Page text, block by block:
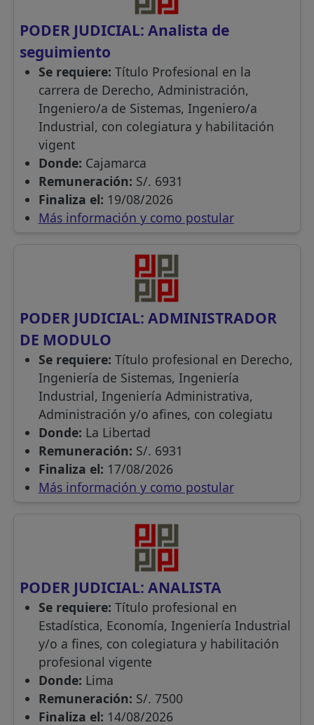
PODER JUDICIAL: Analista de
seguimiento
Se requiere: Título Profesional en la
carrera de Derecho, Administración,
Ingeniero/a de Sistemas, Ingeniero/a
Industrial, con colegiatura y habilitación
vigent
Donde: Cajamarca
Remuneración: S/. 6931
Finaliza el: 19/08/2026
Más información y como postular
PODER JUDICIAL: ADMINISTRADOR
DE MODULO
Se requiere: Título profesional en Derecho,
Ingeniería de Sistemas, Ingeniería
Industrial, Ingeniería Administrativa,
Administración y/o afines, con colegiatu
Donde: La Libertad
Remuneración: S/. 6931
Finaliza el: 17/08/2026
Más información y como postular
PODER JUDICIAL: ANALISTA
Se requiere: Título profesional en
Estadística, Economía, Ingeniería Industrial
y/o a fines, con colegiatura y habilitación
profesional vigente
Donde: Lima
Remuneración: S/. 7500
Finaliza el: 14/08/2026